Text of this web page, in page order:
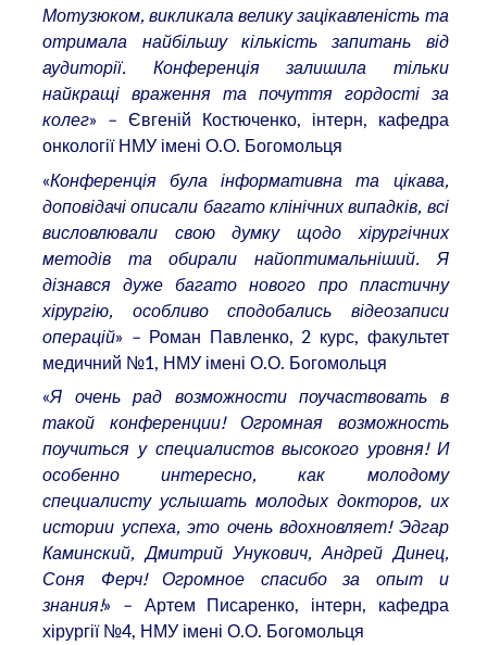
Мотузюком, викликала велику зацікавленість та
отримала найбільшу кількість запитань від
аудиторії. Конференція залишила тільки
найкращі враження та почуття гордості за
колег» – Євгеній Костюченко, інтерн, кафедра
онкології НМУ імені О.О. Богомольця
«Конференція була інформативна та цікава,
доповідачі описали багато клінічних випадків, всі
висловлювали свою думку щодо хірургічних
методів та обирали найоптимальніший. Я
дізнався дуже багато нового про пластичну
хірургію, особливо сподобались відеозаписи
операцій» – Роман Павленко, 2 курс, факультет
медичний №1, НМУ імені О.О. Богомольця
«Я очень рад возможности поучаствовать в
такой конференции! Огромная возможность
поучиться у специалистов высокого уровня! И
особенно интересно, как молодому
специалисту услышать молодых докторов, их
истории успеха, это очень вдохновляет! Эдгар
Каминский, Дмитрий Унукович, Андрей Динец,
Соня Ферч! Огромное спасибо за опыт и
знания!» – Артем Писаренко, інтерн, кафедра
хірургії №4, НМУ імені О.О. Богомольця